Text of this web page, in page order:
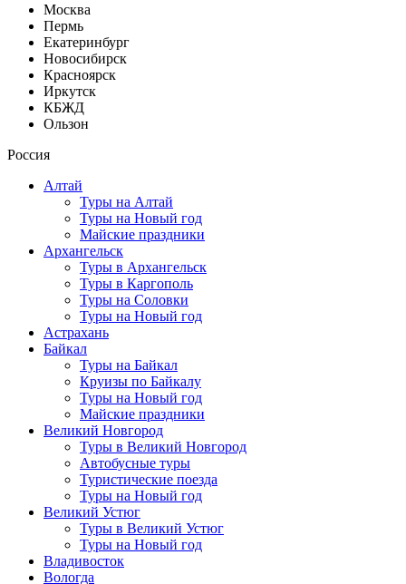
Москва
Пермь
Екатеринбург
Новосибирск
Красноярск
Иркутск
КБЖД
Ользон
Россия
Алтай
Туры на Алтай
Туры на Новый год
Майские праздники
Архангельск
Туры в Архангельск
Туры в Каргополь
Туры на Соловки
Туры на Новый год
Астрахань
Байкал
Туры на Байкал
Круизы по Байкалу
Туры на Новый год
Майские праздники
Великий Новгород
Туры в Великий Новгород
Автобусные туры
Туристические поезда
Туры на Новый год
Великий Устюг
Туры в Великий Устюг
Туры на Новый год
Владивосток
Вологда